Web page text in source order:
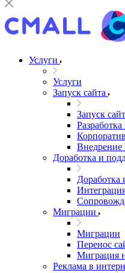
Услуги
Услуги
Запуск сайта
Запуск
Внедрение
Доработка и
Доработка
Миграции
Миграции
Перенос
Миграция
Реклама в